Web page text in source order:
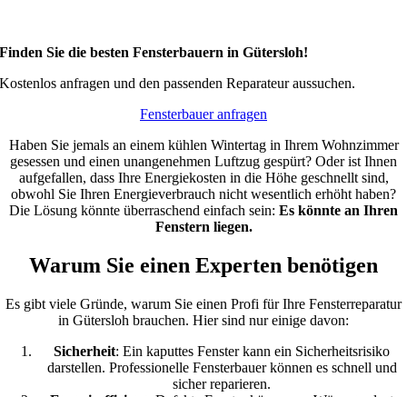
Finden Sie die besten Fensterbauern in Gütersloh!
Kostenlos anfragen und den passenden Reparateur aussuchen.
Fensterbauer anfragen
Haben Sie jemals an einem kühlen Wintertag in Ihrem Wohnzimmer
gesessen und einen unangenehmen Luftzug gespürt? Oder ist Ihnen
aufgefallen, dass Ihre Energiekosten in die Höhe geschnellt sind,
obwohl Sie Ihren Energieverbrauch nicht wesentlich erhöht haben?
Die Lösung könnte überraschend einfach sein: Es könnte an Ihren
Fenstern liegen.
Warum Sie einen Experten benötigen
Es gibt viele Gründe, warum Sie einen Profi für Ihre Fensterreparatur
in Gütersloh brauchen. Hier sind nur einige davon:
Sicherheit: Ein kaputtes Fenster kann ein Sicherheitsrisiko
darstellen. Professionelle Fensterbauer können es schnell und
sicher reparieren.